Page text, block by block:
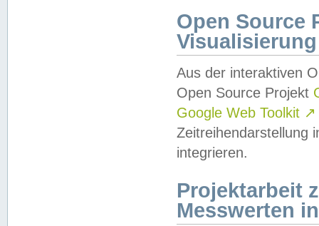
Open Source
Visualisierung
Aus der interaktiven
Open Source Projekt
Google Web Toolkit ↗
Zeitreihendarstellung
integrieren.
Projektarbeit
Messwerten